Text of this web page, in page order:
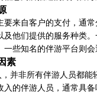
要来自客户的支付，通
及他们提供的服务种类
一些知名的伴游平台则
素
，并非所有伴游人员都
入的伴游人员，通常具